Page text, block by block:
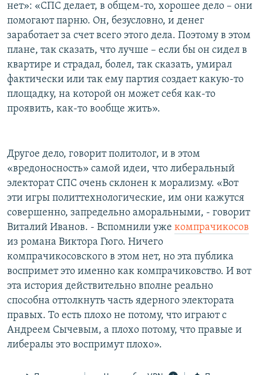
нет»: «СПС делает, в общем-то, хорошее дело – они
помогают парню. Он, безусловно, и денег
заработает за счет всего этого дела. Поэтому в этом
плане, так сказать, что лучше – если бы он сидел в
квартире и страдал, болел, так сказать, умирал
фактически или так ему партия создает какую-то
площадку, на которой он может себя как-то
проявить, как-то вообще жить».
Другое дело, говорит политолог, и в этом
«вредоносность» самой идеи, что либеральный
электорат СПС очень склонен к морализму. «Вот
эти игры политтехнологические, им они кажутся
совершенно, запредельно аморальными, - говорит
Виталий Иванов. - Вспомнили уже компрачикосов
из романа Виктора Гюго. Ничего
компрачикосовского в этом нет, но эта публика
воспримет это именно как компрачиковство. И вот
эта история действительно вполне реально
способна оттолкнуть часть ядерного электората
правых. То есть плохо не потому, что играют с
Андреем Сычевым, а плохо потому, что правые и
либералы это воспримут плохо».